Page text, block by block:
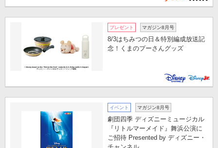
プレゼント マガジン8月号
8/3はちみつの日＆特別編成放送記
念！くまのプーさんグッズ
イベント マガジン8月号
劇団四季 ディズニーミュージカル
『リトルマーメイド』舞浜公演に
ご招待 Presented by ディズニー・